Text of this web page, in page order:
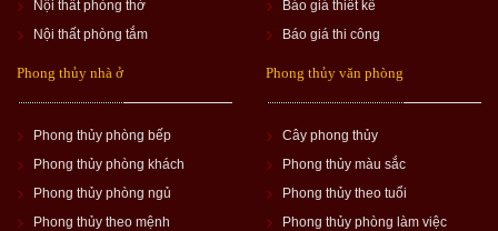
Nội thất phòng thờ
Nội thất phòng tắm
Báo giá thiết kế
Báo giá thi công
Phong thủy nhà ở
Phong thủy phòng bếp
Phong thủy phòng khách
Phong thủy phòng ngủ
Phong thủy theo mệnh
Phong thủy văn phòng
Cây phong thủy
Phong thủy màu sắc
Phong thủy theo tuổi
Phong thủy phòng làm việc